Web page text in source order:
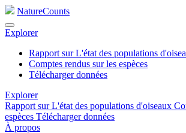
NatureCounts
Explorer
Rapport sur L'état des populations
Comptes rendus sur les espèces
Télécharger données
Explorer
Rapport sur L'état des populations d'oiseaux
espèces Télécharger données
À propos